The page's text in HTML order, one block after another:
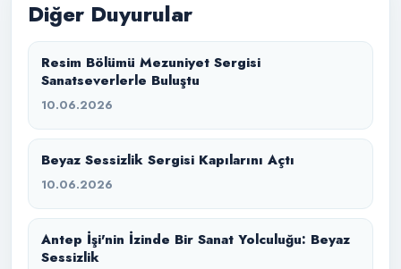
Diğer Duyurular
Resim Bölümü Mezuniyet Sergisi
Sanatseverlerle Buluştu
10.06.2026
Beyaz Sessizlik Sergisi Kapılarını Açtı
10.06.2026
Antep İşi'nin İzinde Bir Sanat Yolculuğu: Beyaz
Sessizlik